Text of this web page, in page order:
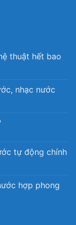
thuật hết bao
nhạc nước
tự động chính
hợp phong